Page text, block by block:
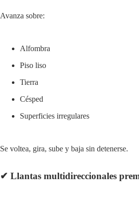
Avanza sobre:
Alfombra
Piso liso
Tierra
Césped
Superficies irregulares
Se voltea, gira, sube y baja sin detenerse.
✔ Llantas multidireccionales